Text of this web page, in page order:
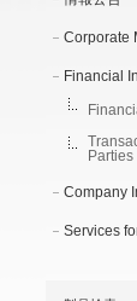
Corporate
Financial
Parties
Company
Services